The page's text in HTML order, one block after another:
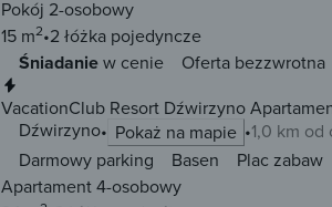
Pokój 2-osobowy
15 m2 2 łóżka pojedyncze
Śniadaniew cenie Oferta bezzwrotna
VacationClub Resort Dźwirzyno
Dźwirzyno
Pokaż na mapie 1,0 km od
Darmowy parking Basen Plac zabaw
Apartament 4-osobowy